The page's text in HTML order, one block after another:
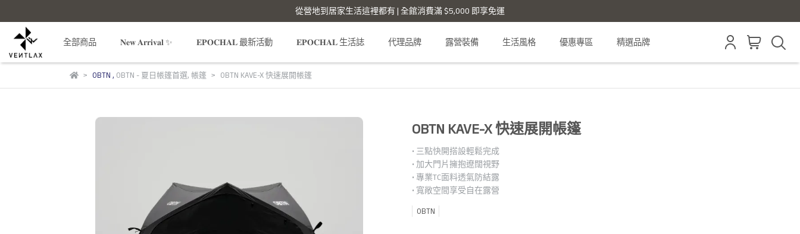
從營地到居家生活這裡都有 | 全館消費滿 $5,000 即享免運
全部商品 𝐍𝐞𝐰 𝐀𝐫𝐫𝐢𝐯𝐚𝐥 ✨ 𝐄𝐏𝐎𝐂𝐇𝐀𝐋 最新活動 𝐄𝐏𝐎𝐂𝐇𝐀𝐋 生活誌 代理品牌 露營裝備 生活風格 優惠專區 精選品牌
OBTN , OBTN - 夏日帳篷首選, 帳篷 OBTN KAVE-X 快速展開帳篷
OBTN KAVE-X 快速展開帳篷
• 三點快開搭設輕鬆完成
• 加大門片擁抱遼闊視野
• 專業TC面料透氣防結露
• 寬敞空間享受自在露營
OBTN